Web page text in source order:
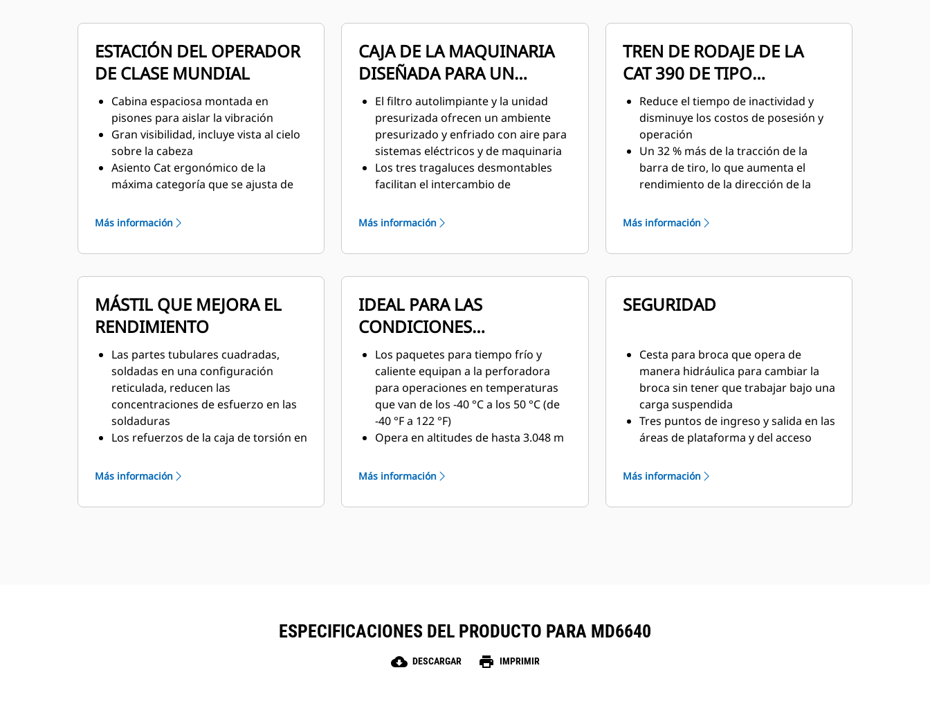
ESTACIÓN DEL OPERADOR
DE CLASE MUNDIAL
Cabina espaciosa montada en
pisones para aislar la vibración
Gran visibilidad, incluye vista al cielo
sobre la cabeza
Asiento Cat ergonómico de la
máxima categoría que se ajusta de
mecánico y apoyapiés
Más información
CAJA DE LA MAQUINARIA
DISEÑADA PARA UN
MANTENIMIENTO FÁCIL
El filtro autolimpiante y la unidad
presurizada ofrecen un ambiente
presurizado y enfriado con aire para
sistemas eléctricos y de maquinaria
Los tres tragaluces desmontables
facilitan el intercambio de
Luces interiores y exteriores
Más información
TREN DE RODAJE DE LA
CAT 390 DE TIPO
EXCAVADORA
Reduce el tiempo de inactividad y
disminuye los costos de posesión y
operación
Un 32 % más de la tracción de la
barra de tiro, lo que aumenta el
rendimiento de la dirección de la
El sistema de retención firme del
elimina el movimiento del pasador
Más información
MÁSTIL QUE MEJORA EL
RENDIMIENTO
Las partes tubulares cuadradas,
soldadas en una configuración
reticulada, reducen las
concentraciones de esfuerzo en las
soldaduras
Los refuerzos de la caja de torsión en
rigidez del mástil, en especial para
aplicaciones en los orificios de
Más información
IDEAL PARA LAS
CONDICIONES
AMBIENTALES ADVERSAS
Los paquetes para tiempo frío y
caliente equipan a la perforadora
para operaciones en temperaturas
que van de los -40 °C a los 50 °C (de
-40 °F a 122 °F)
Opera en altitudes de hasta 3.048 m
m3/min (3.000 ft3/min)
(17.060 pies) con compresor de 108
Más información
SEGURIDAD
Cesta para broca que opera de
manera hidráulica para cambiar la
broca sin tener que trabajar bajo una
carga suspendida
Tres puntos de ingreso y salida en las
áreas de plataforma y del acceso
Siete botones para apagar el motor
reducen la necesidad de subir el
Más información
ESPECIFICACIONES DEL PRODUCTO PARA MD6640
cloud_download DESCARGAR print IMPRIMIR